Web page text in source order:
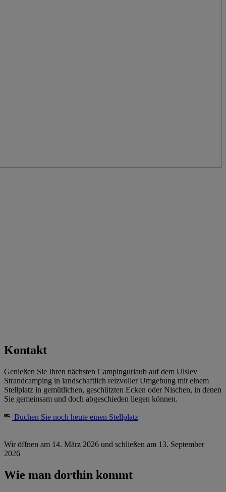
Kontakt
Genießen Sie Ihren nächsten Campingurlaub auf dem Ulslev
Strandcamping in landschaftlich reizvoller Umgebung mit einem
Stellplatz in gemütlichen, geschützten Ecken oder Nischen, in denen
Sie gemeinsam und doch abgeschieden liegen können.
Buchen Sie noch heute einen Stellplatz
Wir öffnen am 14. März 2026 und schließen am 13. September
2026
Wie man dorthin kommt